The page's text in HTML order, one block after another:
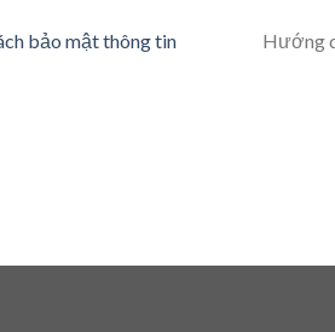
bảo mật thông tin Hướng